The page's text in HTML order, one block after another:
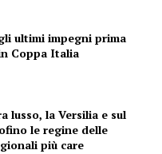
ultimi impegni prima
Coppa Italia
lusso, la Versilia e sul
le regine delle
più care